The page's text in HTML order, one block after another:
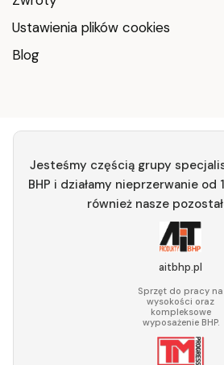
Ustawienia plików cookies
Blog
Jesteśmy częścią grupy
BHP i działamy nieprzerwanie od
również nasze
aitbhp.pl
Sprzęt do pracy na
wysokości oraz
kompleksowe
wyposażenie BHP.